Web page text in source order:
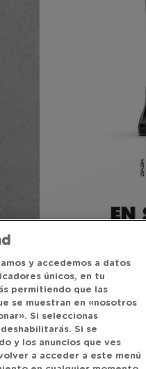
y accedemos a datos
únicos, en tu
permitiendo que las
se muestran en «nosotros
Si seleccionas
Si se
y los anuncios que ves
a acceder a este menú